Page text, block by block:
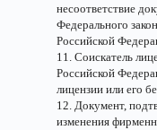
несоответствие
Федерального
Российской
11. Соискатель
Российской
лицензии или его
12. Документ,
изменения